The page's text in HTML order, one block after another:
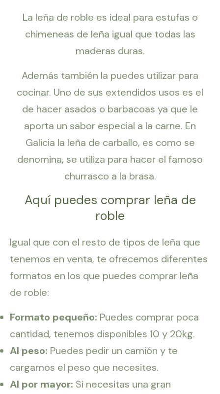
La leña de roble es ideal para estufas o
chimeneas de leña igual que todas las
maderas duras.
Además también la puedes utilizar para
cocinar. Uno de sus extendidos usos es el
de hacer asados o barbacoas ya que le
aporta un sabor especial a la carne. En
Galicia la leña de carballo, es como se
denomina, se utiliza para hacer el famoso
churrasco a la brasa.
Aquí puedes comprar leña de
roble
Igual que con el resto de tipos de leña que
tenemos en venta, te ofrecemos diferentes
formatos en los que puedes comprar leña
de roble:
Formato pequeño: Puedes comprar poca
cantidad, tenemos disponibles 10 y 20kg.
Al peso: Puedes pedir un camión y te
cargamos el peso que necesites.
Al por mayor: Si necesitas una gran